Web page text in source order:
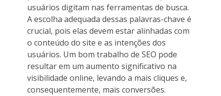
usuários digitam nas ferramentas de busca.
A escolha adequada dessas palavras-chave é
crucial, pois elas devem estar alinhadas com
o conteúdo do site e as intenções dos
usuários. Um bom trabalho de SEO pode
resultar em um aumento significativo na
visibilidade online, levando a mais cliques e,
consequentemente, mais conversões.